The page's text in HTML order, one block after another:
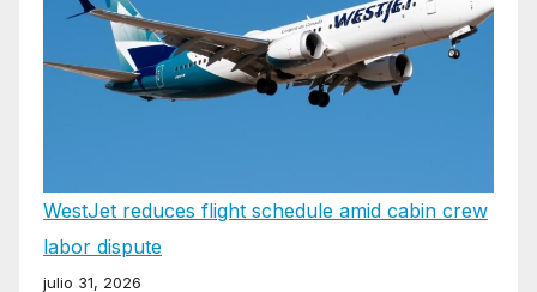
WestJet reduces flight schedule amid cabin crew
labor dispute
julio 31, 2026